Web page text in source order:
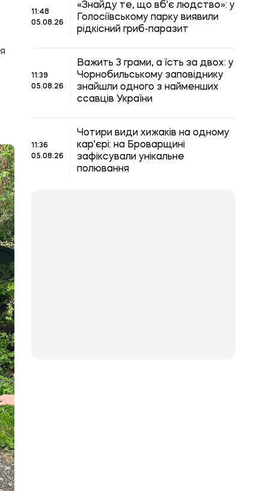
11:48
05.08.26
«Знайду те, що вб'є людство»: у
Голосіївському парку виявили
рідкісний гриб-паразит
11:39
05.08.26
Важить 3 грами, а їсть за двох: у
Чорнобильському заповіднику
знайшли одного з найменших
ссавців України
11:36
05.08.26
Чотири види хижаків на одному
кар'єрі: на Броварщині
зафіксували унікальне
полювання